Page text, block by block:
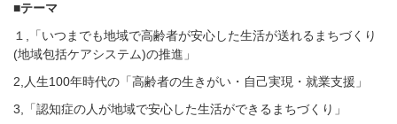
■テーマ
１,「いつまでも地域で高齢者が安心した生活が送れるまちづくり
(地域包括ケアシステム)の推進」
2,人生100年時代の「高齢者の生きがい・自己実現・就業支援」
3,「認知症の人が地域で安心した生活ができるまちづくり」